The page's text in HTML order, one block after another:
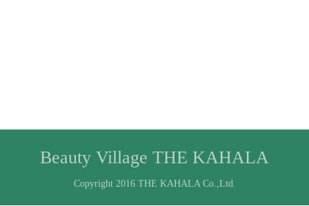
Beauty Village THE KAHALA
Copyright 2016 THE KAHALA Co.,Ltd.